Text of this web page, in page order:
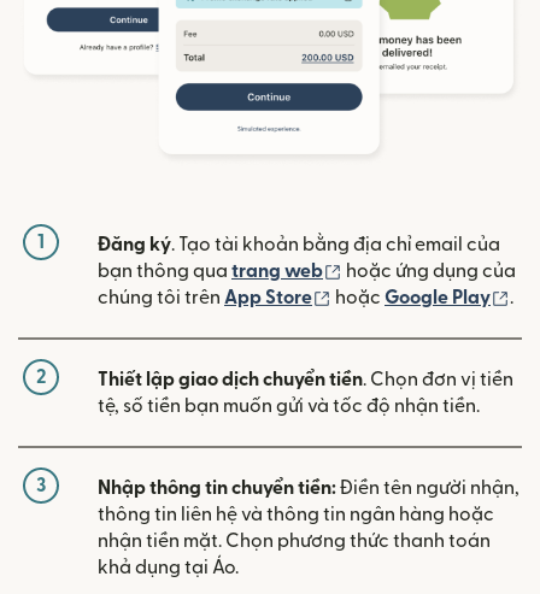
1 Đăng ký. Tạo tài khoản bằng địa chỉ email của
bạn thông qua trang web (mở trong cửa sổ mới)
hoặc ứng dụng của
chúng tôi trên App Store (mở trong cửa sổ mới)
hoặc Google Play .
2 Thiết lập giao dịch chuyển tiền. Chọn đơn vị tiền
tệ, số tiền bạn muốn gửi và tốc độ nhận tiền.
3 Nhập thông tin chuyển tiền:Điền tên người nhận,
thông tin liên hệ và thông tin ngân hàng hoặc
nhận tiền mặt. Chọn phương thức thanh toán
khả dụng tại Áo.